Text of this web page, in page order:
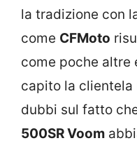
la tradizione con
come CFMoto
come poche
capito la clientela
dubbi sul fatto
500SR Voom